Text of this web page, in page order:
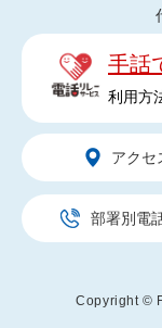
手話
利用方
アクセ
部署別電
Copyright ©